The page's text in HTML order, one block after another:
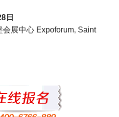
日
展中心 Expoforum, Saint